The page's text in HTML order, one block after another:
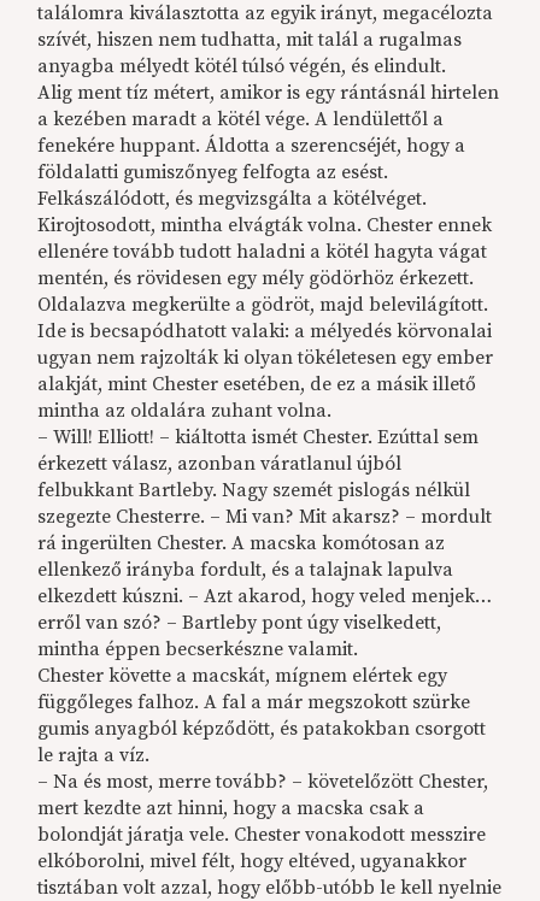
találomra kiválasztotta az egyik irányt, megacélozta
szívét, hiszen nem tudhatta, mit talál a rugalmas
anyagba mélyedt kötél túlsó végén, és elindult.
Alig ment tíz métert, amikor is egy rántásnál hirtelen
a kezében maradt a kötél vége. A lendülettől a
fenekére huppant. Áldotta a szerencséjét, hogy a
földalatti gumiszőnyeg felfogta az esést.
Felkászálódott, és megvizsgálta a kötélvéget.
Kirojtosodott, mintha elvágták volna. Chester ennek
ellenére tovább tudott haladni a kötél hagyta vágat
mentén, és rövidesen egy mély gödörhöz érkezett.
Oldalazva megkerülte a gödröt, majd belevilágított.
Ide is becsapódhatott valaki: a mélyedés körvonalai
ugyan nem rajzolták ki olyan tökéletesen egy ember
alakját, mint Chester esetében, de ez a másik illető
mintha az oldalára zuhant volna.
– Will! Elliott! – kiáltotta ismét Chester. Ezúttal sem
érkezett válasz, azonban váratlanul újból
felbukkant Bartleby. Nagy szemét pislogás nélkül
szegezte Chesterre. – Mi van? Mit akarsz? – mordult
rá ingerülten Chester. A macska komótosan az
ellenkező irányba fordult, és a talajnak lapulva
elkezdett kúszni. – Azt akarod, hogy veled menjek…
erről van szó? – Bartleby pont úgy viselkedett,
mintha éppen becserkészne valamit.
Chester követte a macskát, mígnem elértek egy
függőleges falhoz. A fal a már megszokott szürke
gumis anyagból képződött, és patakokban csorgott
le rajta a víz.
– Na és most, merre tovább? – követelőzött Chester,
mert kezdte azt hinni, hogy a macska csak a
bolondját járatja vele. Chester vonakodott messzire
elkóborolni, mivel félt, hogy eltéved, ugyanakkor
tisztában volt azzal, hogy előbb-utóbb le kell nyelnie